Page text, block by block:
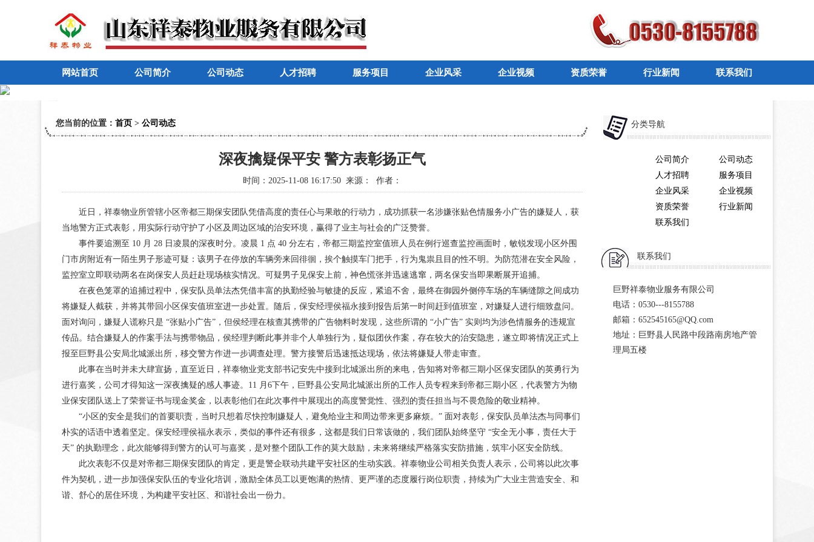
网站首页 公司简介 公司动态 人才招聘 服务项目 企业风采 企业视频 资质荣誉 行业新闻 联系我们
您当前的位置： 首页 > 公司动态
深夜擒疑保平安 警方表彰扬正气
时间：2025-11-08 16:17:50 来源： 作者：
近日，祥泰物业所管辖小区帝都三期保安团队凭借高度的责任心与果敢的行动力，成功抓获一名涉嫌张贴色情服务小广告的嫌疑人，获
当地警方正式表彰，用实际行动守护了小区及周边区域的治安环境，赢得了业主与社会的广泛赞誉。
事件要追溯至 10 月 28 日凌晨的深夜时分。凌晨 1 点 40 分左右，帝都三期监控室值班人员在例行巡查监控画面时，敏锐发现小区外围
门市房附近有一陌生男子形迹可疑：该男子在停放的车辆旁来回徘徊，挨个触摸车门把手，行为鬼祟且目的性不明。为防范潜在安全风险，
监控室立即联动两名在岗保安人员赶赴现场核实情况。可疑男子见保安上前，神色慌张并迅速逃窜，两名保安当即果断展开追捕。
在夜色笼罩的追捕过程中，保安队员单法杰凭借丰富的执勤经验与敏捷的反应，紧追不舍，最终在御园外侧停车场的车辆缝隙之间成功
将嫌疑人截获，并将其带回小区保安值班室进一步处置。随后，保安经理侯福永接到报告后第一时间赶到值班室，对嫌疑人进行细致盘问。
面对询问，嫌疑人谎称只是 “张贴小广告”，但侯经理在核查其携带的广告物料时发现，这些所谓的 “小广告” 实则均为涉色情服务的违规宣
传品。结合嫌疑人的作案手法与携带物品，侯经理判断此事并非个人单独行为，疑似团伙作案，存在较大的治安隐患，遂立即将情况正式上
报至巨野县公安局北城派出所，移交警方作进一步调查处理。警方接警后迅速抵达现场，依法将嫌疑人带走审查。
此事在当时并未大肆宣扬，直至近日，祥泰物业党支部书记安先中接到北城派出所的来电，告知将对帝都三期小区保安团队的英勇行为
进行嘉奖，公司才得知这一深夜擒疑的感人事迹。11 月6下午，巨野县公安局北城派出所的工作人员专程来到帝都三期小区，代表警方为物
业保安团队送上了荣誉证书与现金奖金，以表彰他们在此次事件中展现出的高度警觉性、强烈的责任担当与不畏危险的敬业精神。
“小区的安全是我们的首要职责，当时只想着尽快控制嫌疑人，避免给业主和周边带来更多麻烦。” 面对表彰，保安队员单法杰与同事们
朴实的话语中透着坚定。保安经理侯福永表示，类似的事件还有很多，这都是我们日常该做的，我们团队始终坚守 “安全无小事，责任大于
天” 的执勤理念，此次能够得到警方的认可与嘉奖，是对整个团队工作的莫大鼓励，未来将继续严格落实安防措施，筑牢小区安全防线。
此次表彰不仅是对帝都三期保安团队的肯定，更是警企联动共建平安社区的生动实践。祥泰物业公司相关负责人表示，公司将以此次事
件为契机，进一步加强保安队伍的专业化培训，激励全体员工以更饱满的热情、更严谨的态度履行岗位职责，持续为广大业主营造安全、和
谐、舒心的居住环境，为构建平安社区、和谐社会出一份力。
分类导航
公司简介
公司动态
人才招聘
服务项目
企业风采
企业视频
资质荣誉
行业新闻
联系我们
联系我们
巨野祥泰物业服务有限公司
电话：0530---8155788
邮箱：652545165@QQ.com
地址：巨野县人民路中段路南房地产管
理局五楼